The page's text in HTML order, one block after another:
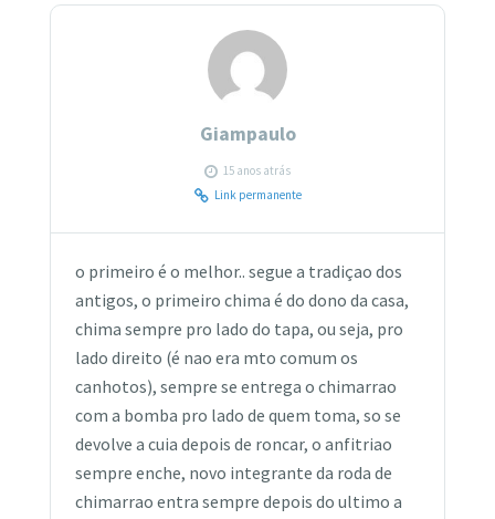
Giampaulo
15 anos atrás
Link permanente
o primeiro é o melhor.. segue a tradiçao dos
antigos, o primeiro chima é do dono da casa,
chima sempre pro lado do tapa, ou seja, pro
lado direito (é nao era mto comum os
canhotos), sempre se entrega o chimarrao
com a bomba pro lado de quem toma, so se
devolve a cuia depois de roncar, o anfitriao
sempre enche, novo integrante da roda de
chimarrao entra sempre depois do ultimo a